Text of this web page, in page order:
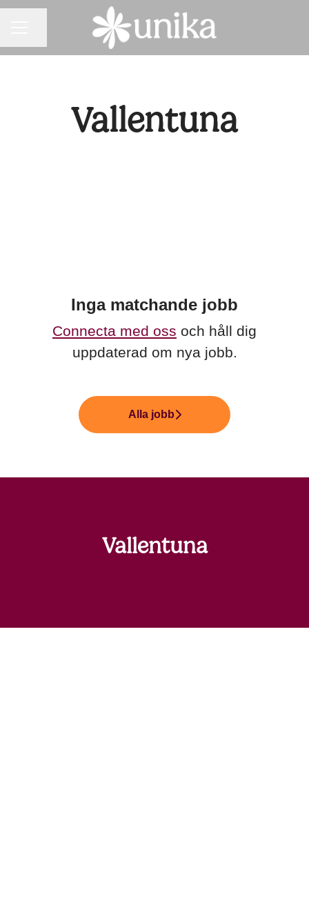
Vallentuna
Inga matchande jobb
Connecta med oss och håll dig
uppdaterad om nya jobb.
Alla jobb
Vallentuna